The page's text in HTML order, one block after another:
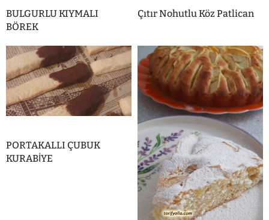
BULGURLU KIYMALI
BÖREK
Çıtır Nohutlu Köz Patlican
PORTAKALLI ÇUBUK
KURABİYE